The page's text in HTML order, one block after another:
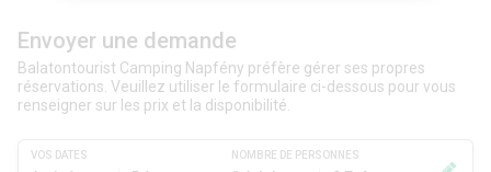
Envoyer une demande
Balatontourist Camping Napfény préfère gérer ses propres
réservations. Veuillez utiliser le formulaire ci-dessous pour vous
renseigner sur les prix et la disponibilité.
VOS DATES NOMBRE DE PERSONNES